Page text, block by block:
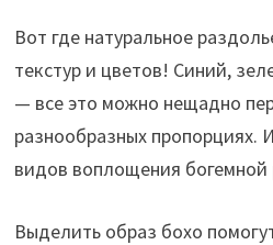
Вот где натуральное
текстур и цветов! Синий,
— все это можно нещадно
разнообразных пропорциях.
видов воплощения
Выделить образ бохо